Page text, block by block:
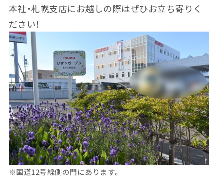
本社・札幌支店にお越しの際はぜひお立ち寄りく
ださい！
※国道12号線側の門にあります。